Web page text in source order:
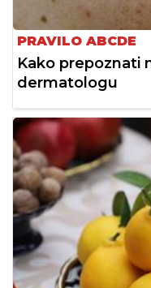
PRAVILO ABCDE
Kako prepoznati
dermatologu